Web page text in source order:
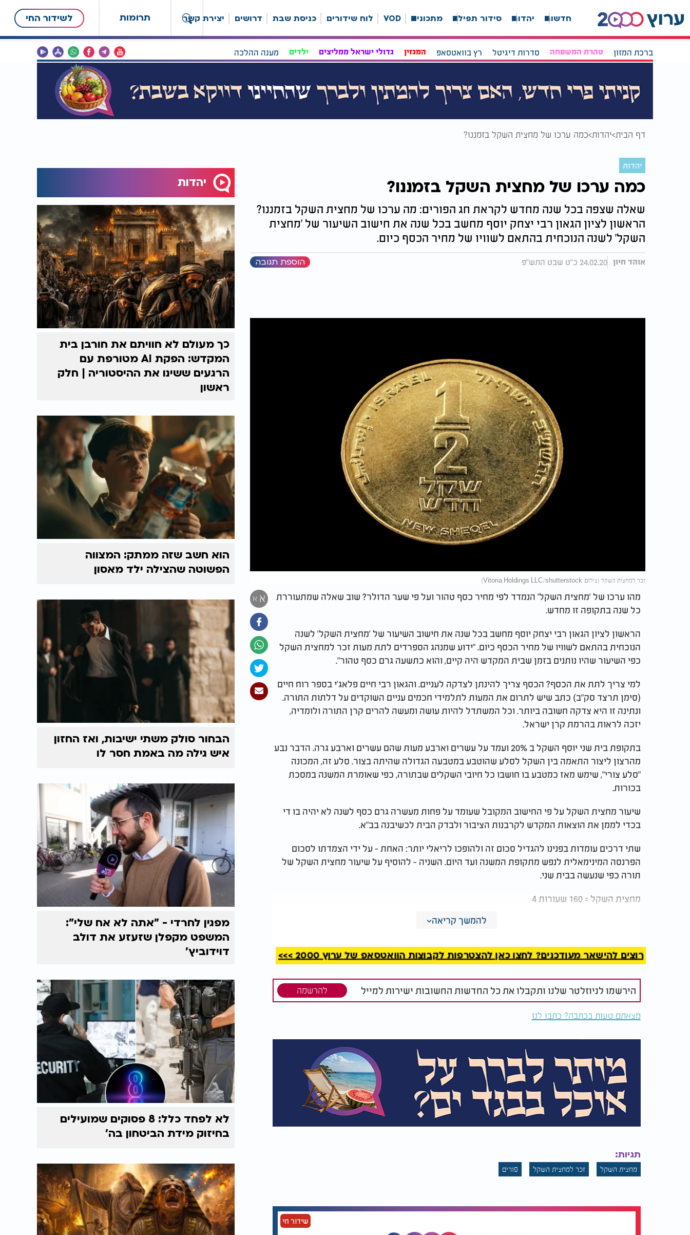
תרומות לשידור החי חדשות יהדות סידור תפילה מתכונים VOD לוח שידורים כניסת שבת דרושים יצירת קשר
ברכת המזון טהרת המשפחה סדרות דיגיטל רץ בוואטסאפ המגזין גדולי ישראל ממליצים ילדים מענה ההלכה
דף הבית יהדות כמה ערכו של מחצית השקל בזמננו?
יהדות
כמה ערכו של מחצית השקל בזמננו?
שאלה שצפה בכל שנה מחדש לקראת חג הפורים: מה ערכו של מחצית השקל בזמננו?
הראשון לציון הגאון רבי יצחק יוסף מחשב בכל שנה את חישוב השיעור של 'מחצית
השקל' לשנה הנוכחית בהתאם לשוויו של מחיר הכסף כיום.
אוהד חיון 24.02.20 כ"ט שבט התש"פ הוספת תגובה
זכר למחצית השקל (צילום: Vitoria Holdings LLC/shutterstock)
א א
מהו ערכו של 'מחצית השקל' הנמדד לפי מחיר כסף טהור ועל פי שער הדולר? שוב שאלה שמתעוררת
כל שנה בתקופה זו מחדש.
הראשון לציון הגאון רבי יצחק יוסף מחשב בכל שנה את חישוב השיעור של 'מחצית השקל' לשנה
הנוכחית בהתאם לשוויו של מחיר הכסף כיום. "ידוע שמנהג הספרדים לתת מעות זכר למחצית השקל
כפי השיעור שהיו נותנים בזמן שבית המקדש היה קיים, והוא כתשעה גרם כסף טהור".
למי צריך לתת את הכסף? הכסף צריך להינתן לצדקה לעניים. והגאון רבי חיים פלאג’י בספר רוח חיים
(סימן תרצד סק”ב) כתב שיש לתרום את המעות לתלמידי חכמים עניים השוקדים על דלתות התורה.
ונתינה זו היא צדקה חשובה ביותר. וכל המשתדל להיות עושה ומעשה להרים קרן התורה ולומדיה,
יזכה לראות בהרמת קרן ישראל.
בתקופת בית שני יוסף השקל ב 20% ועמד על עשרים וארבע מעות שהם עשרים וארבע גרה. הדבר נבע
מהרצון ליצור התאמה בין השקל לסלע שהוטבע במטבעה הגדולה שהיתה בצור. סלע זה, המכונה
"סלע צורי", שימש מאז כמטבע בו חושבו כל חיובי השקלים שבתורה, כפי שאומרת המשנה במסכת
בכורות.
שיעור מחצית השקל על פי החישוב המקובל שעומד על פחות מעשרה גרם כסף לשנה לא יהיה בו די
בכדי לממן את הוצאות המקדש לקרבנות הציבור ולבדק הבית לכשיבנה בב"א.
שתי דרכים עומדות בפנינו להגדיל סכום זה ולהופכו לריאלי יותר: האחת - על ידי הצמדתו לסכום
הפרנסה המינימאלית לנפש מתקופת המשנה ועד היום. השניה - להוסיף על שיעור מחצית השקל של
תורה כפי שנעשה בבית שני.
מחצית השקל = 160 שעורות 4
המלצות נוספות
"אין יאוש בעולם" - האמונה
לזכר קדושי מירון:
תורה בישיבת המקובלים
המקובל הרב יצחק בצרי:
"עשו זאת לעילוי נשמת
הנרצחים"
מחצית השקל לפי א': 7.04 גר' = 7.07 ש"ח.
הספרדים שנותנים מחצית השקל ג' דרהאם 183 גרעיני שעורה (1 דרהאם = 61 גרעיני שעורה).
להמשך קריאה
רוצים להישאר מעודכנים? לחצו כאן להצטרפות לקבוצות הוואטסאפ של ערוץ 2000 >>>
הירשמו לניוזלטר שלנו ותקבלו את כל החדשות החשובות ישירות למייל להרשמה
מצאתם טעות בכתבה? כתבו לנו
תגיות:
מחצית השקל זכר למחצית השקל פורים
שידור חי
יהדות
כך מעולם לא חוויתם את חורבן בית
המקדש: הפקת AI מטורפת עם
הרגעים ששינו את ההיסטוריה | חלק
ראשון
הוא חשב שזה ממתק: המצווה
הפשוטה שהצילה ילד מאסון
הבחור סולק משתי ישיבות, ואז החזון
איש גילה מה באמת חסר לו
מפגין לחרדי - "אתה לא אח שלי":
המשפט מקפלן שזעזע את דולב
דוידוביץ'
לא לפחד כלל: 8 פסוקים שמועילים
בחיזוק מידת הביטחון בה'